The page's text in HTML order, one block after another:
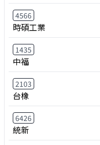
4566
時碩工業
1435
中福
2103
台橡
6426
統新